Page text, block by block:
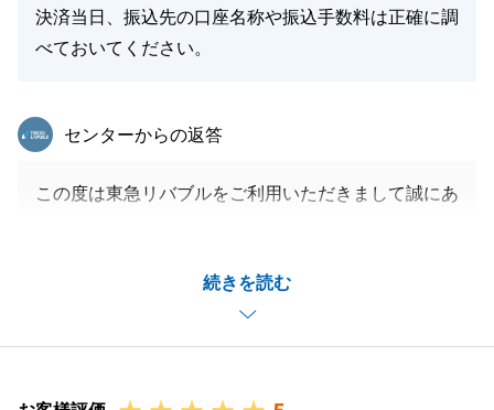
決済当日、振込先の口座名称や振込手数料は正確に調
べておいてください。
続きを読む
東急リバブル
センターからの返答
この度は東急リバブルをご利用いただきまして誠にあ
今回、私の説明不足等があり、K様にご不安な思いを
させてしまい大変申し訳ありませんでした。
K様から頂いたお言葉をしっかりと受け止め、次につ